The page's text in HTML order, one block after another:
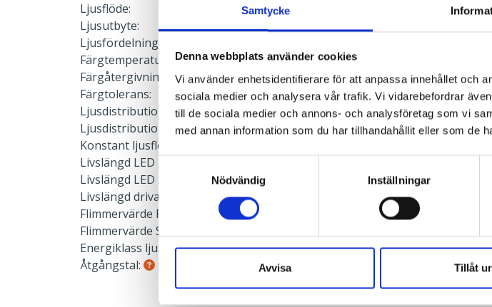
Samtycke
Denna webbplats använder cookies
Vi använder enhetsidentifierare för att anpassa innehållet och
sociala medier och analysera vår trafik. Vi vidarebefordrar
till de sociala medier och annons- och analysföretag som vi
med annan information som du har tillhandahållit eller som de
Nödvändig
Inställningar
Avvisa Tillåt
Ljusflöde:
4476 lm
Ljusutbyte:
114 lm/W
Ljusfördelning:
Färgtemperatur:
3000 K
Färgåtergivning:
≥80
Färgtolerans:
≤3 SDCM
Ljusdistribution upp:
0 %
Ljusdistribution ner:
100 %
Konstant ljusflöde:
Livslängd LED L90:
Livslängd LED L80:
100000 h
Livslängd drivare:
Flimmervärde PstLm:
Flimmervärde SVM:
Energiklass ljuskälla:
E
Åtgångstal:
0.028